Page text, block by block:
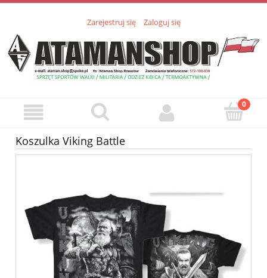
Zarejestruj się Zaloguj się
Koszulka Viking Battle